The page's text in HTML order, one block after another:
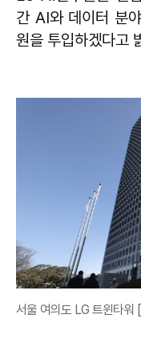
간 AI와 데이터 분
원을 투입하겠다고
서울 여의도 LG 트윈타워